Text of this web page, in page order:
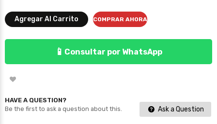
Agregar Al Carrito COMPRAR AHORA
📱 Consultar por WhatsApp
HAVE A QUESTION?
Be the first to ask a question about this.
Ask a Question